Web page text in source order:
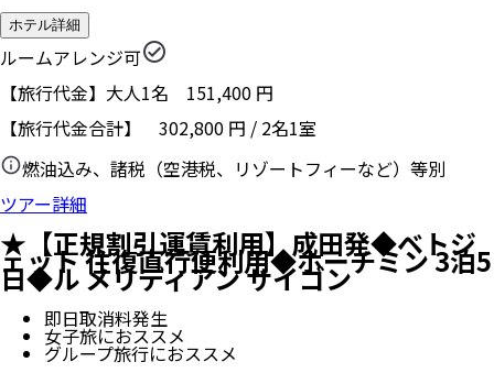
ホテル詳細
ルームアレンジ可
【旅行代金】大人1名 151,400 円
【旅行代金合計】 302,800 円 / 2名1室
燃油込み、諸税（空港税、リゾートフィーなど）等別
ツアー詳細
★【正規割引運賃利用】成田発◆ベトジ
ェット 往復直行便利用◆ホーチミン 3泊5
日◆ル メリディアン サイゴン
即日取消料発生
女子旅におススメ
グループ旅行におススメ